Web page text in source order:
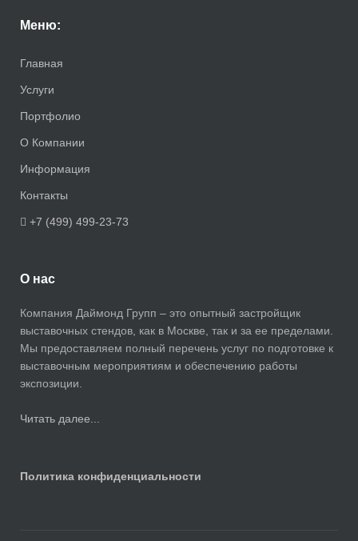
Меню:
Главная
Услуги
Портфолио
О Компании
Информация
Контакты
+7 (499) 499-23-73
О нас
Компания Даймонд Групп – это опытный застройщик
выставочных стендов, как в Москве, так и за ее пределами.
Мы предоставляем полный перечень услуг по подготовке к
выставочным мероприятиям и обеспечению работы
экспозиции.
Читать далее...
Политика конфиденциальности